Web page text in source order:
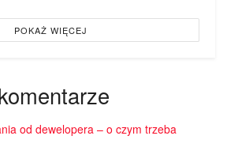
POKAŻ WIĘCEJ
od dewelopera – o czym trzeba